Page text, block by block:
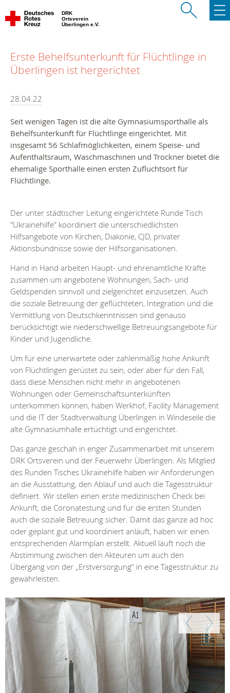
DRK
Ortsverein
Überlingen e.V.
Erste Behelfsunterkunft für Flüchtlinge in
Überlingen ist hergerichtet
28.04.22
Seit wenigen Tagen ist die alte Gymnasiumsporthalle als
Behelfsunterkunft für Flüchtlinge eingerichtet. Mit
insgesamt 56 Schlafmöglichkeiten, einem Speise- und
Aufenthaltsraum, Waschmaschinen und Trockner bietet die
ehemalige Sporthalle einen ersten Zufluchtsort für
Flüchtlinge.
Der unter städtischer Leitung eingerichtete Runde Tisch
"Ukrainehilfe" koordiniert die unterschiedlichsten
Hilfsangebote von Kirchen, Diakonie, CJD, privater
Aktionsbündnisse sowie der Hilfsorganisationen.
Hand in Hand arbeiten Haupt- und ehrenamtliche Kräfte
zusammen um angebotene Wohnungen, Sach- und
Geldspenden sinnvoll und zielgerichtet einzusetzen. Auch
die soziale Betreuung der geflüchteten, Integration und die
Vermittlung von Deutschkenntnissen sind genauso
berücksichtigt wie niederschwellige Betreuungsangebote für
Kinder und Jugendliche.
Um für eine unerwartete oder zahlenmäßig hohe Ankunft
von Flüchtlingen gerüstet zu sein, oder aber für den Fall,
dass diese Menschen nicht mehr in angebotenen
Wohnungen oder Gemeinschaftsunterkünften
unterkommen können, haben Werkhof, Facility Management
und die IT der Stadtverwaltung Überlingen in Windeseile die
alte Gymnasiumhalle ertüchtigt und eingerichtet.
Das ganze geschah in enger Zusammenarbeit mit unserem
DRK Ortsverein und der Feuerwehr Überlingen. Als Mitglied
des Runden Tisches Ukrainehilfe haben wir Anforderungen
an die Ausstattung, den Ablauf und auch die Tagesstruktur
definiert. Wir stellen einen erste medizinischen Check bei
Ankunft, die Coronatestung und für die ersten Stunden
auch die soziale Betreuung sicher. Damit das ganze ad hoc
oder geplant gut und koordiniert anläuft, haben wir einen
entsprechenden Alarmplan erstellt. Aktuell läuft noch die
Abstimmung zwischen den Akteuren um auch den
Übergang von der „Erstversorgung“ in eine Tagesstruktur zu
gewährleisten.
Zurück Weiter